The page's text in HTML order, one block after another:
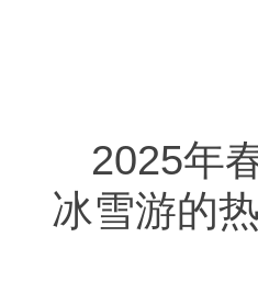
2025年
冰雪游的